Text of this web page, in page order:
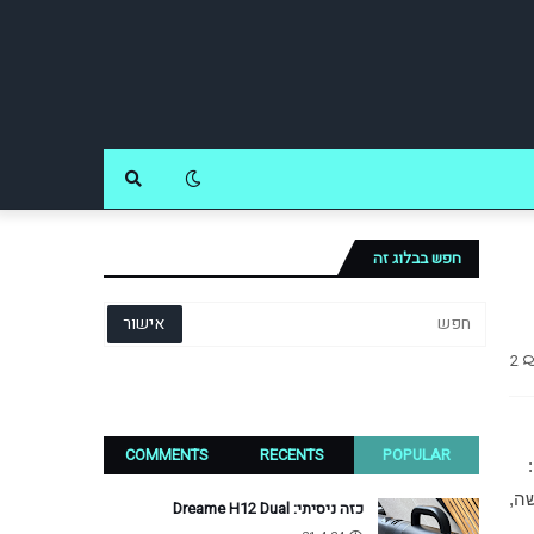
2
חפש בבלוג זה
POPULAR
RECENTS
COMMENTS
כזה ניסיתי: Dreame H12 Dual